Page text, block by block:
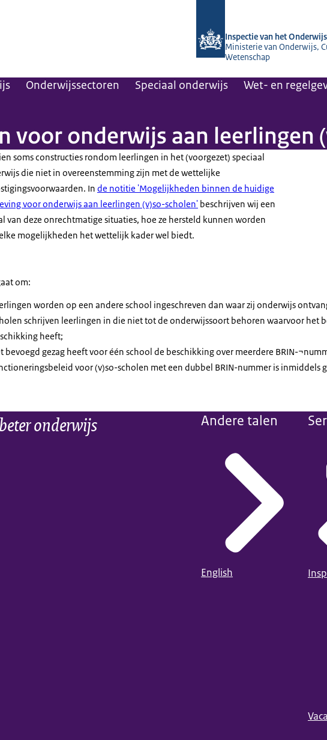
Inspectie van het Onderwijs
Ministerie van Onderwijs,
Wetenschap
Onderwijssectoren Speciaal onderwijs Wet- en
voor onderwijs aan leerlingen
soms constructies rondom leerlingen in het (voorgezet) speciaal
die niet in overeenstemming zijn met de wettelijke
In de notitie 'Mogelijkheden binnen de huidige
voor onderwijs aan leerlingen (v)so-scholen' beschrijven wij een
van deze onrechtmatige situaties, hoe ze hersteld kunnen worden
mogelijkheden het wettelijk kader wel biedt.
om:
worden op een andere school ingeschreven dan waar zij onderwijs
schrijven leerlingen in die niet tot de onderwijssoort behoren waarvoor het
heeft;
bevoegd gezag heeft voor één school de beschikking over meerdere BRIN-
voor (v)so-scholen met een dubbel BRIN-nummer is inmiddels
onderwijs Andere talen
English